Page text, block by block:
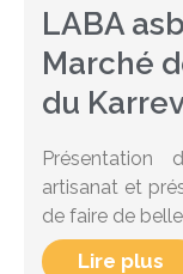
LABA
Marché
du
Présentation
artisanat et
de faire de
Lire plus